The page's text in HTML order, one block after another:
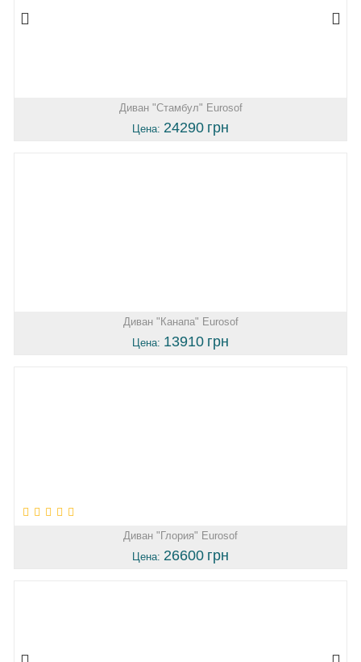
Диван "Стамбул" Eurosof
Цена: 24290 грн
Диван "Канапа" Eurosof
Цена: 13910 грн
Диван "Глория" Eurosof
Цена: 26600 грн